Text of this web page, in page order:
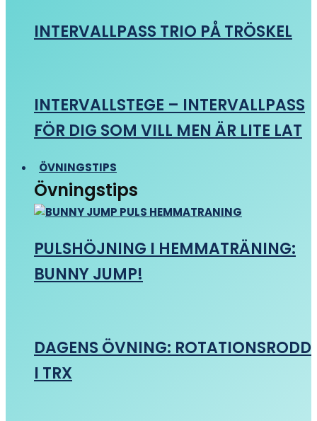
INTERVALLPASS TRIO PÅ TRÖSKEL
INTERVALLSTEGE – INTERVALLPASS
FÖR DIG SOM VILL MEN ÄR LITE LAT
ÖVNINGSTIPS
Övningstips
PULSHÖJNING I HEMMATRÄNING:
BUNNY JUMP!
DAGENS ÖVNING: ROTATIONSRODD
I TRX